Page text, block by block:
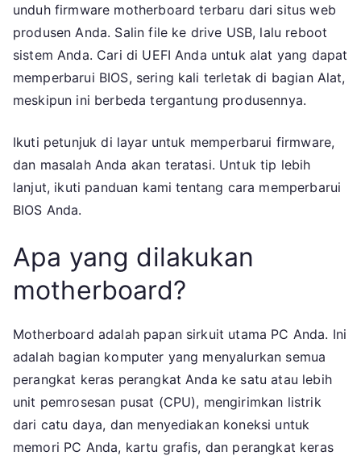
unduh firmware motherboard terbaru dari situs web
produsen Anda. Salin file ke drive USB, lalu reboot
sistem Anda. Cari di UEFI Anda untuk alat yang dapat
memperbarui BIOS, sering kali terletak di bagian Alat,
meskipun ini berbeda tergantung produsennya.
Ikuti petunjuk di layar untuk memperbarui firmware,
dan masalah Anda akan teratasi. Untuk tip lebih
lanjut, ikuti panduan kami tentang cara memperbarui
BIOS Anda.
Apa yang dilakukan
motherboard?
Motherboard adalah papan sirkuit utama PC Anda. Ini
adalah bagian komputer yang menyalurkan semua
perangkat keras perangkat Anda ke satu atau lebih
unit pemrosesan pusat (CPU), mengirimkan listrik
dari catu daya, dan menyediakan koneksi untuk
memori PC Anda, kartu grafis, dan perangkat keras